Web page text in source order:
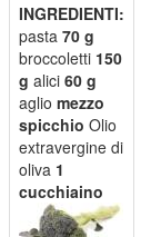
INGREDIENTI:
pasta 70 g
broccoletti 150
g alici 60 g
aglio mezzo
spicchio Olio
extravergine di
oliva 1
cucchiaino